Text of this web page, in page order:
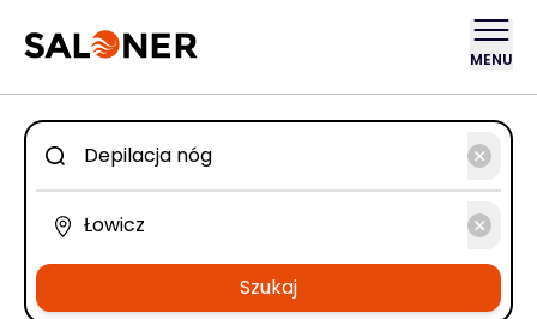
MENU
Szukaj